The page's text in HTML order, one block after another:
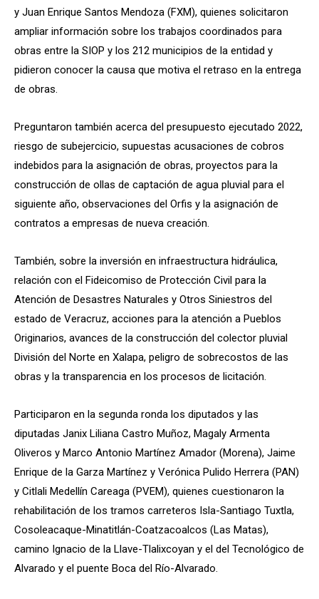
y Juan Enrique Santos Mendoza (FXM), quienes solicitaron
ampliar información sobre los trabajos coordinados para
obras entre la SIOP y los 212 municipios de la entidad y
pidieron conocer la causa que motiva el retraso en la entrega
de obras.
Preguntaron también acerca del presupuesto ejecutado 2022,
riesgo de subejercicio, supuestas acusaciones de cobros
indebidos para la asignación de obras, proyectos para la
construcción de ollas de captación de agua pluvial para el
siguiente año, observaciones del Orfis y la asignación de
contratos a empresas de nueva creación.
También, sobre la inversión en infraestructura hidráulica,
relación con el Fideicomiso de Protección Civil para la
Atención de Desastres Naturales y Otros Siniestros del
estado de Veracruz, acciones para la atención a Pueblos
Originarios, avances de la construcción del colector pluvial
División del Norte en Xalapa, peligro de sobrecostos de las
obras y la transparencia en los procesos de licitación.
Participaron en la segunda ronda los diputados y las
diputadas Janix Liliana Castro Muñoz, Magaly Armenta
Oliveros y Marco Antonio Martínez Amador (Morena), Jaime
Enrique de la Garza Martínez y Verónica Pulido Herrera (PAN)
y Citlali Medellín Careaga (PVEM), quienes cuestionaron la
rehabilitación de los tramos carreteros Isla-Santiago Tuxtla,
Cosoleacaque-Minatitlán-Coatzacoalcos (Las Matas),
camino Ignacio de la Llave-Tlalixcoyan y el del Tecnológico de
Alvarado y el puente Boca del Río-Alvarado.